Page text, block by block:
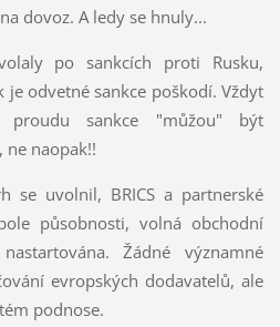
dovoz. A ledy se hnuly...
po sankcích proti Rusku,
je odvetné sankce poškodí. Vždyť
proudu sankce "můžou" být
ne naopak!!
se uvolnil, BRICS a partnerské
působnosti, volná obchodní
Žádné významné
evropských dodavatelů, ale
podnose.